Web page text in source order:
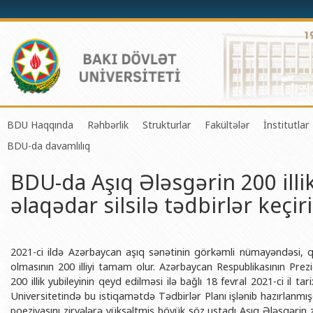
BDU Haqqında
BDU-nun tarixi
BDU-nun Missiya və Strateji inkişaf planı
BDU-nun İnkişaf Proqramı (2014-2020)
BDU-nun üzv olduğu beynəlxalq təşkilatlar
BDU-nun qrant layihələri
Rektorlarımız
Rəhbərlik
Prorektorlar
Elmi Şura
Həmkarlar İttifaqı Komitəsi
Tədris Metodiki Şura
Strukturlar
Elmi fəaliyyətin təşkili və
Informasiya Texnologiyaları
Xarici tələbələrlə iş şöbəsi
İctimaiyyətlə əlaqələr və
Humanitar məsələlər və gənclər
Fakültələr
Tətbiqi riyaziyyat
Fizika fakültəsi
Biologiya fakültəsi
Ekologiya və
Coğrafiya fakültəsi
İnstitutlar
BDU-da davamlılıq
BDU-da Aşıq Ələsgərin 200
əlaqədar silsilə tədbirlər
2021-ci ildə Azərbaycan aşıq sənətinin görkəmli
olmasının 200 illiyi tamam olur. Azərbaycan Respublikasının
200 illik yubileyinin qeyd edilməsi ilə bağlı 18 fevral 2021-ci il
Universitetində bu istiqamətdə Tədbirlər Planı işlənib